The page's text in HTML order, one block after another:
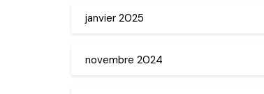
janvier 2025
novembre 2024